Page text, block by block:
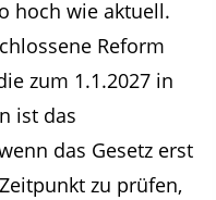
hoch wie aktuell.
Reform
zum 1.1.2027 in
ist das
das Gesetz erst
zu prüfen,